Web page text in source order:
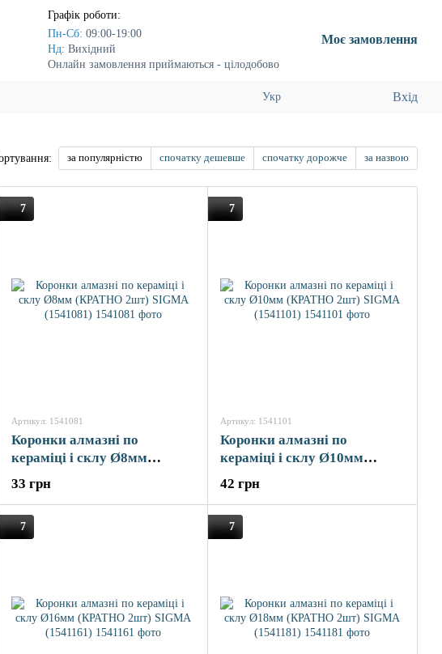
Графік роботи:
Пн-Сб: 09:00-19:00
Нд: Вихідний
Онлайн замовлення приймаються - цілодобово
Моє замовлення
Укр Вхід
за популярністю спочатку дешевше спочатку дорожче за назвою
7
Артикул: 1541081
Коронки алмазні по
кераміці і склу Ø8мм
(КРАТНО 2шт) SIGMA
(1541081)
33 грн
7
Артикул: 1541101
Коронки алмазні по
кераміці і склу Ø10мм
(КРАТНО 2шт) SIGMA
(1541101)
42 грн
7 7